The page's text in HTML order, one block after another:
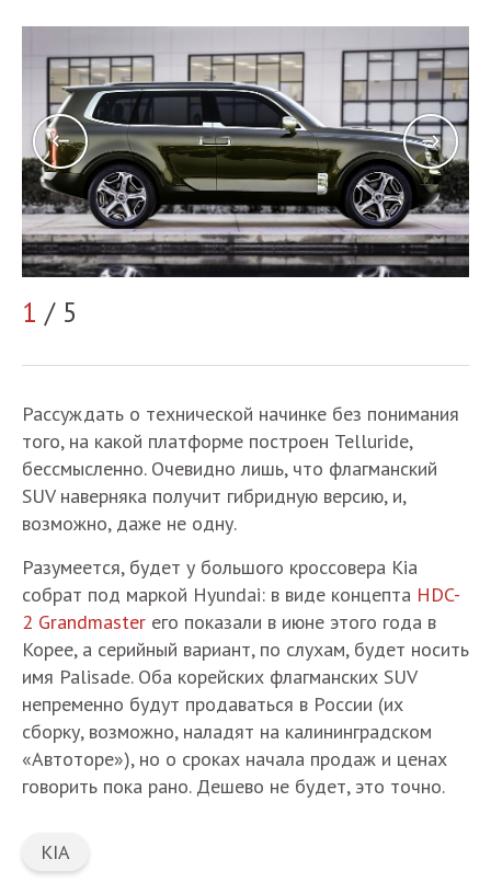
1 / 5
Рассуждать о технической начинке без понимания
того, на какой платформе построен Telluride,
бессмысленно. Очевидно лишь, что флагманский
SUV наверняка получит гибридную версию, и,
возможно, даже не одну.
Разумеется, будет у большого кроссовера Kia
собрат под маркой Hyundai: в виде концепта HDC-
2 Grandmaster его показали в июне этого года в
Корее, а серийный вариант, по слухам, будет носить
имя Palisade. Оба корейских флагманских SUV
непременно будут продаваться в России (их
сборку, возможно, наладят на калининградском
«Автоторе»), но о сроках начала продаж и ценах
говорить пока рано. Дешево не будет, это точно.
KIA